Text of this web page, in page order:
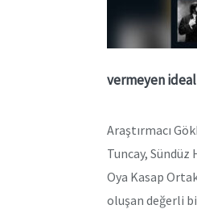
vermeyen
Araştırmacı
Tuncay,
Oya Kasap
oluşan değerli